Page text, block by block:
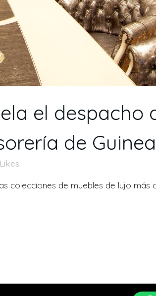
el despacho
de
Likes
colecciones de muebles de lujo más